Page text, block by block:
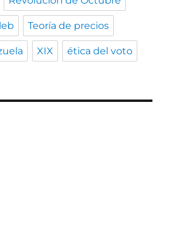
Teoría de precios
XIX ética del voto